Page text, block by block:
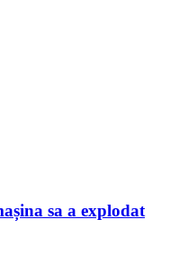
sa a explodat